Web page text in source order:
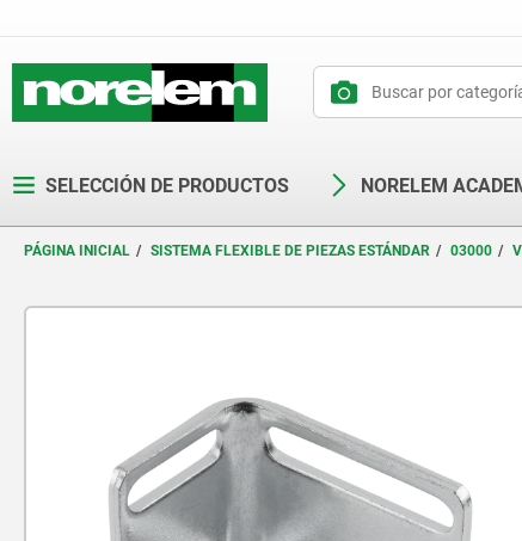
SELECCIÓN DE PRODUCTOS NORELEM
PÁGINA INICIAL SISTEMA FLEXIBLE DE PIEZAS ESTÁNDAR 03000